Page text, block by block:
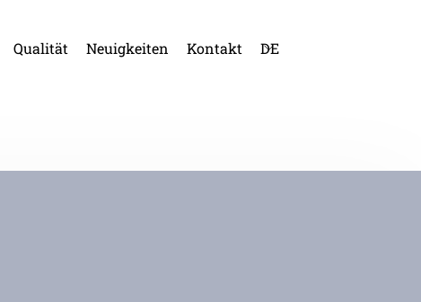
Qualität Neuigkeiten Kontakt DE